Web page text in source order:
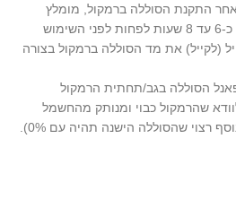
התקנת הסוללה ברמקול, מומלץ
להטעין אותה ברציפות במשך כ-6 עד 8 שעות לפחות לפני השימוש
(לקייל) את מד הסוללה ברמקול בצורה
הסוללה בגב/תחתית הרמקול
שהרמקול כבוי ומנותק מהחשמל
רצוי שהסוללה הישנה תהיה עם 0%).